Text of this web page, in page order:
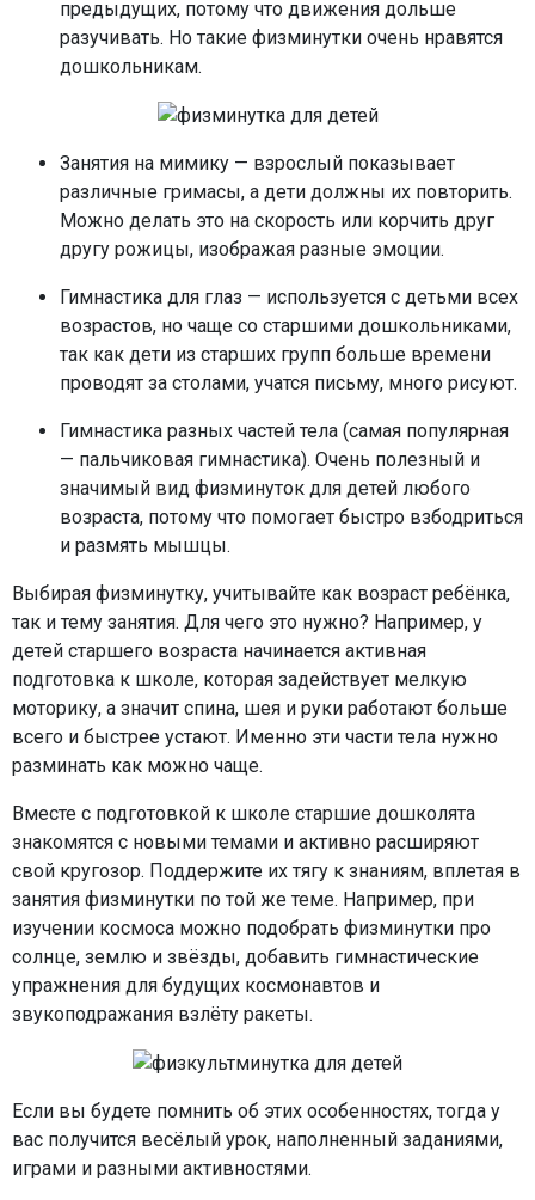
предыдущих, потому что движения дольше
разучивать. Но такие физминутки очень нравятся
дошкольникам.
Занятия на мимику — взрослый показывает
различные гримасы, а дети должны их повторить.
Можно делать это на скорость или корчить друг
другу рожицы, изображая разные эмоции.
Гимнастика для глаз — используется с детьми всех
возрастов, но чаще со старшими дошкольниками,
так как дети из старших групп больше времени
проводят за столами, учатся письму, много рисуют.
Гимнастика разных частей тела (самая популярная
— пальчиковая гимнастика). Очень полезный и
значимый вид физминуток для детей любого
возраста, потому что помогает быстро взбодриться
и размять мышцы.
Выбирая физминутку, учитывайте как возраст ребёнка,
так и тему занятия. Для чего это нужно? Например, у
детей старшего возраста начинается активная
подготовка к школе, которая задействует мелкую
моторику, а значит спина, шея и руки работают больше
всего и быстрее устают. Именно эти части тела нужно
разминать как можно чаще.
Вместе с подготовкой к школе старшие дошколята
знакомятся с новыми темами и активно расширяют
свой кругозор. Поддержите их тягу к знаниям, вплетая в
занятия физминутки по той же теме. Например, при
изучении космоса можно подобрать физминутки про
солнце, землю и звёзды, добавить гимнастические
упражнения для будущих космонавтов и
звукоподражания взлёту ракеты.
Если вы будете помнить об этих особенностях, тогда у
вас получится весёлый урок, наполненный заданиями,
играми и разными активностями.